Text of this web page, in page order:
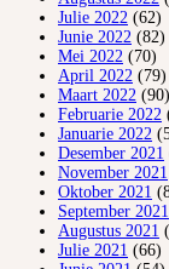
Julie 2022 (62)
Junie 2022 (82)
Mei 2022 (70)
April 2022 (79)
Maart 2022 (90)
Februarie 2022
Januarie 2022
Desember 2021
November 2021
Oktober 2021
September 2021
Augustus 2021
Julie 2021 (66)